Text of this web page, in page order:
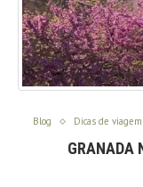
Blog Dicas de viagem
GRANADA